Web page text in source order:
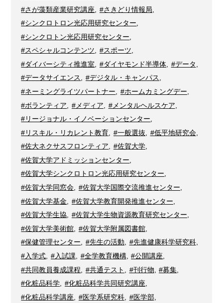
#さが藻類産業研究講座
#さきどり情報局
#シンクロトロン光応用研究センター
#シンクロトン光応用研究センター
#スペシャルコンテンツ
#スポーツ
#ダイバーシティ推進室
#ダイヤモンド半導体, #データ
#データサイエンス, #デジタル・キャンパス,
#ネーミングライツパートナー
#ホームカミングデー
#ボランティア
#メディア #メンタルヘルスケア
#リージョナル・イノベーションセンター
#リスキル・リカレント教育
#一般選抜 #低平地研究会,
#佐大ネクサスフロンティア, #佐賀大学,
#佐賀大学アドミッションセンター
#佐賀大学シンクロトロン光応用研究センター,
#佐賀大学同窓会
#佐賀大学国際交流推進センター
#佐賀大学基金
#佐賀大学教育開発推進センター
#佐賀大学生協, #佐賀大学生物資源教育研究センター,
#佐賀大学美術館
#佐賀大学附属図書館,
#保健管理センター, #先生の活動, #先進健康科学研究科,
#入学式
#入試課 #全学教育機構, #公開講座
#共同教員養成課程
#共通テスト #刊行物 #募集
#化粧品科学, #化粧品科学共同研究講座,
#化粧品科学講座
#医学系研究科, #医学部,